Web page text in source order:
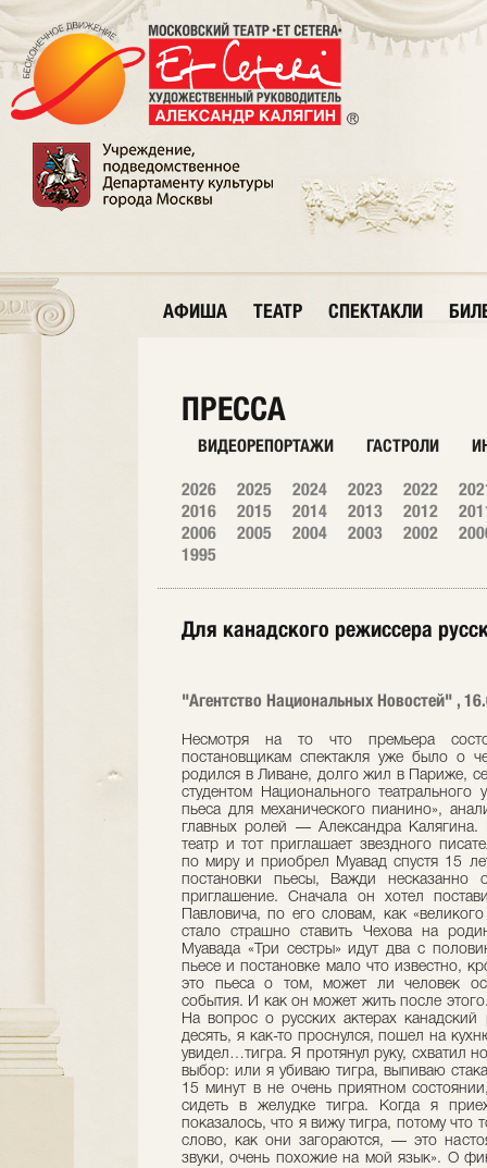
АФИША ТЕАТР СПЕКТАКЛИ
ПРЕССА
ВИДЕОРЕПОРТАЖИ ГАСТРОЛИ
2026 2025 2024 2023 2022
2016
2015 2014 2013 2012
2006
2005 2004 2003 2002
1995
Для канадского режиссера
"Агентство Национальных Новостей" ,
Несмотря на то что премьера
постановщикам спектакля уже было о
родился в Ливане, долго жил в Париже,
студентом Национального
пьеса для механического пианино»,
главных ролей — Александра Калягина.
театр и тот приглашает звездного
по миру и приобрел Муавад спустя 15
постановки пьесы, Важди несказанно
приглашение. Сначала он хотел
Павловича, по его словам, как
стало страшно ставить Чехова на
Муавада «Три сестры» идут два с
пьесе и постановке мало что известно,
это пьеса о том, может ли человек
события. И как он может жить после
На вопрос о русских актерах
десять, я как-то проснулся, пошел на
увидел…тигра. Я протянул руку, схватил
выбор: или я убиваю тигра, выпиваю
15 минут в не очень приятном
сидеть в желудке тигра. Когда я
показалось, что я вижу тигра, потому что
слово, как они загораются, — это
звуки, очень похожие на мой язык». О